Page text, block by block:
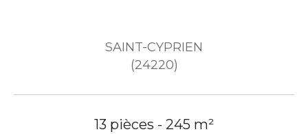
SAINT-CYPRIEN
(24220)
13 pièces - 245 m²